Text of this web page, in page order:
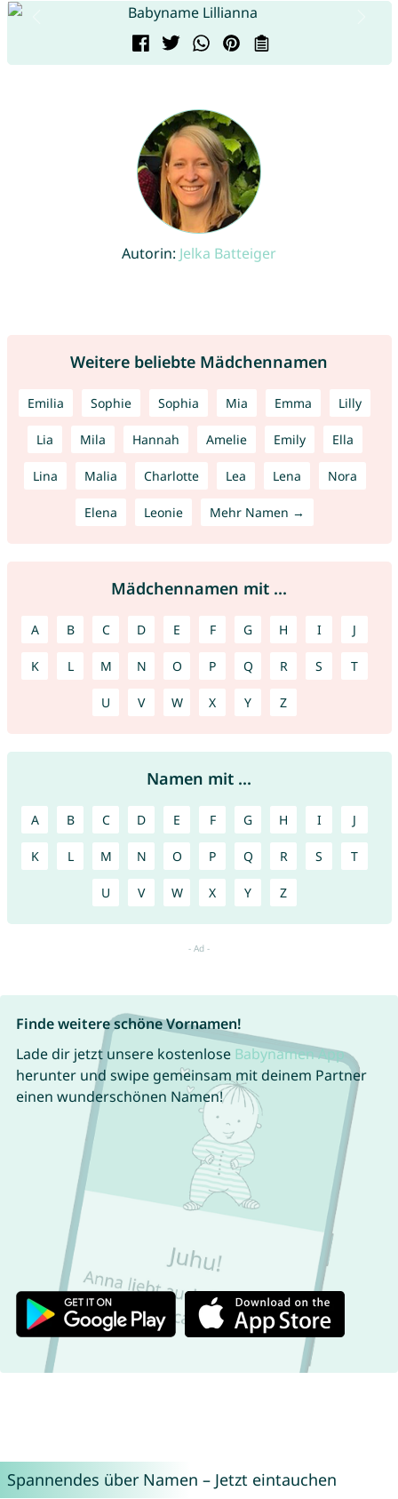
Autorin: Jelka Batteiger
Weitere beliebte Mädchennamen
Emilia Sophie Sophia Mia Emma Lilly
Lia Mila Hannah Amelie Emily Ella
Lina Malia Charlotte Lea Lena Nora
Elena Leonie Mehr Namen →
Mädchennamen mit ...
A B C D E F G H I J
K L M N O P Q R S T
U V W X Y Z
Namen mit ...
A B C D E F G H I J
K L M N O P Q R S T
U V W X Y Z
Finde weitere schöne Vornamen!
Lade dir jetzt unsere kostenlose Babynamen App
herunter und swipe gemeinsam mit deinem Partner
einen wunderschönen Namen!
Spannendes über Namen – Jetzt eintauchen